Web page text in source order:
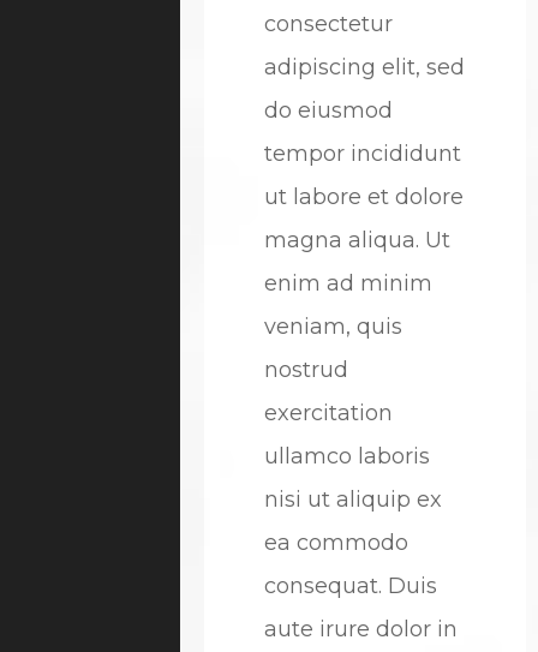
consectetur
adipiscing elit, sed
do eiusmod
tempor incididunt
ut labore et dolore
magna aliqua. Ut
enim ad minim
veniam, quis
nostrud
exercitation
ullamco laboris
nisi ut aliquip ex
ea commodo
consequat. Duis
aute irure dolor in